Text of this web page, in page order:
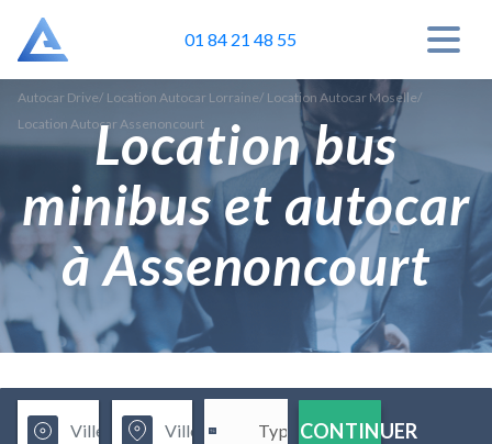
01 84 21 48 55
Autocar Drive/ Location Autocar Lorraine/ Location Autocar Moselle/
Location Autocar Assenoncourt
Location bus
minibus et autocar
à Assenoncourt
CONTINUER